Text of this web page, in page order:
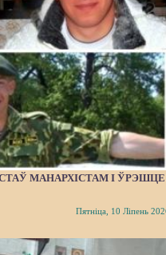
МАНАРХІСТАМ І ЎРЭШЦЕ
Пятніца, 10 Ліпень